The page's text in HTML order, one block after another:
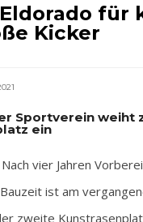
für
Kicker
Sportverein weiht
ein
vier Jahren
ist am
zweite